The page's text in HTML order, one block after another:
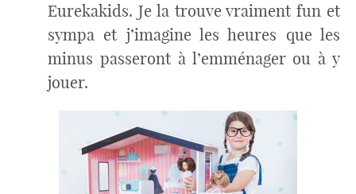
Eurekakids. Je la trouve vraiment fun et
sympa et j’imagine les heures que les
minus passeront à l’emménager ou à y
jouer.